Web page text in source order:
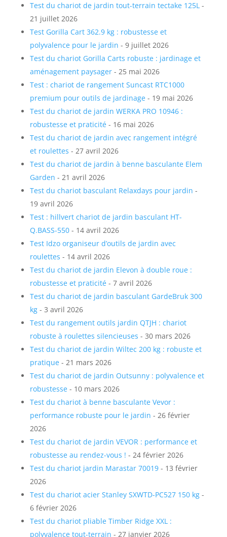
Test du chariot de jardin tout-terrain tectake 125L-
21 juillet 2026
Test Gorilla Cart 362.9 kg : robustesse et
polyvalence pour le jardin - 9 juillet 2026
Test du chariot Gorilla Carts robuste : jardinage et
aménagement paysager- 25 mai 2026
Test : chariot de rangement Suncast RTC1000
premium pour outils de jardinage- 19 mai 2026
Test du chariot de jardin WERKA PRO 10946 :
robustesse et praticité- 16 mai 2026
Test du chariot de jardin avec rangement intégré
et roulettes - 27 avril 2026
Test du chariot de jardin à benne basculante Elem
Garden - 21 avril 2026
Test du chariot basculant Relaxdays pour jardin -
19 avril 2026
Test : hillvert chariot de jardin basculant HT-
Q.BASS-550- 14 avril 2026
Test Idzo organiseur d’outils de jardin avec
roulettes - 14 avril 2026
Test du chariot de jardin Elevon à double roue :
robustesse et praticité- 7 avril 2026
Test du chariot de jardin basculant GardeBruk 300
kg- 3 avril 2026
Test du rangement outils jardin QTJH : chariot
robuste à roulettes silencieuses - 30 mars 2026
Test du chariot de jardin Wiltec 200 kg : robuste et
pratique- 21 mars 2026
Test du chariot de jardin Outsunny : polyvalence et
robustesse- 10 mars 2026
Test du chariot à benne basculante Vevor :
performance robuste pour le jardin - 26 février
2026
Test du chariot de jardin VEVOR : performance et
robustesse au rendez-vous ! - 24 février 2026
Test du chariot jardin Marastar 70019- 13 février
2026
Test du chariot acier Stanley SXWTD-PC527 150 kg-
6 février 2026
Test du chariot pliable Timber Ridge XXL :
polyvalence tout-terrain - 27 janvier 2026